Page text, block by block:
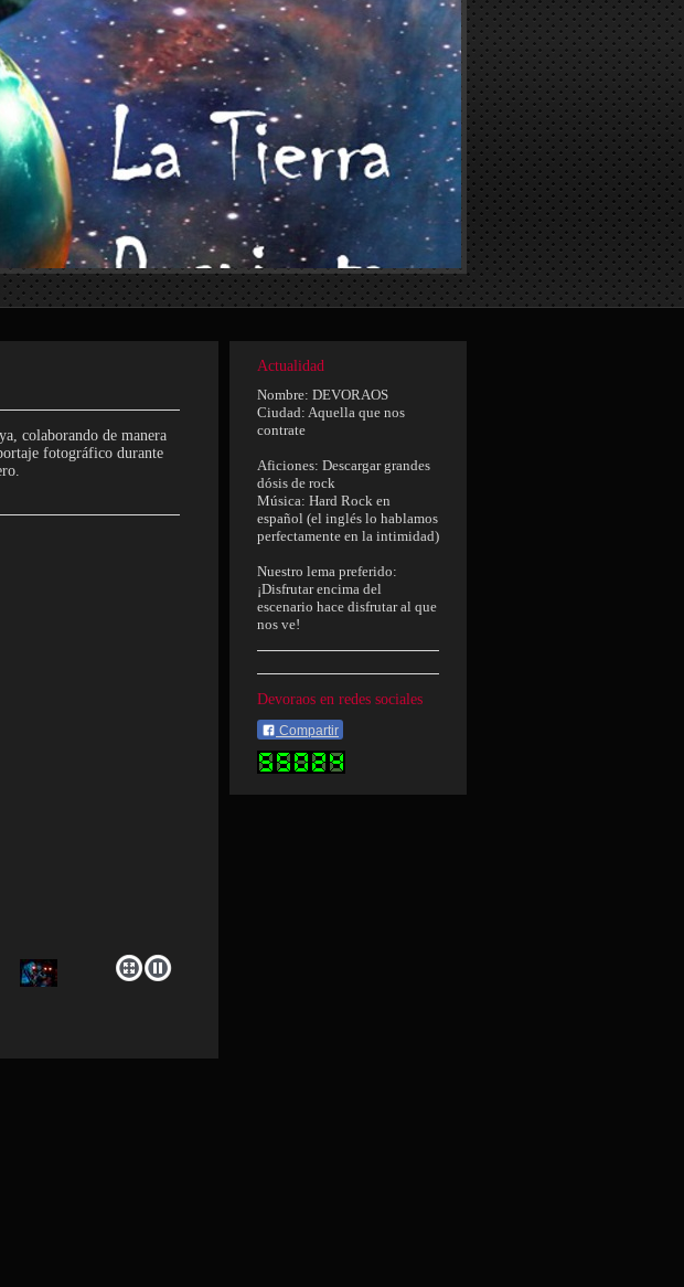
colaborando de manera
fotográfico durante
Actualidad
Nombre: DEVORAOS
Ciudad: Aquella que nos
contrate
Aficiones: Descargar grandes
dósis de rock
Música: Hard Rock en
español (el inglés lo hablamos
perfectamente en la intimidad)
Nuestro lema preferido:
¡Disfrutar encima del
escenario hace disfrutar al que
nos ve!
Devoraos en redes sociales
Compartir